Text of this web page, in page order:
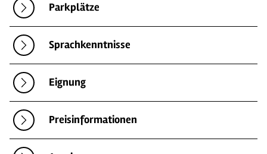
Parkplätze
Sprachkenntnisse
Eignung
Preisinformationen